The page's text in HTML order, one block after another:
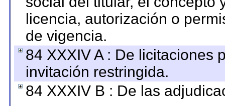
licencia, autorización o
de vigencia.
84 XXXIV A : De licitaciones
invitación restringida.
84 XXXIV B : De las